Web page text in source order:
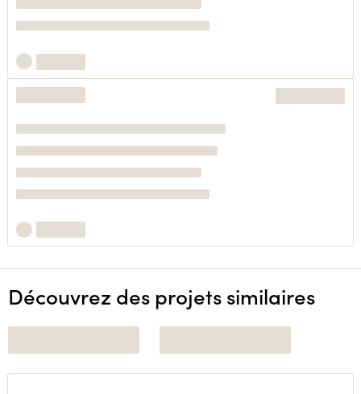
Découvrez des projets similaires